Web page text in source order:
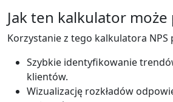
Jak ten kalkulator może
Korzystanie z tego kalkulatora
Szybkie identyfikowanie
klientów.
Wizualizację rozkładów